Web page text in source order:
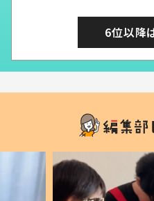
6位以降